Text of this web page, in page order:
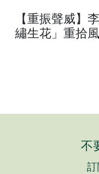
【重振聲威】
繡生花」重拾
不